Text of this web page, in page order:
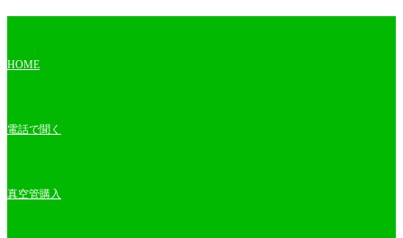
HOME
電話で聞く
真空管購入